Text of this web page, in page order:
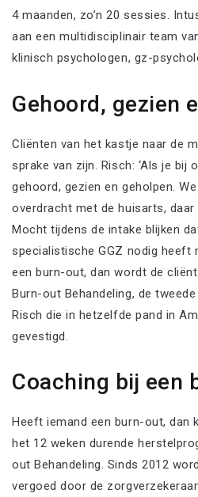
4 maanden, zo’n 20 sessies.
aan een multidisciplinair team
klinisch psychologen, gz-
Gehoord, gezien
Cliënten van het kastje naar de
sprake van zijn. Risch: ‘Als je bij
gehoord, gezien en geholpen.
overdracht met de huisarts, daar
Mocht tijdens de intake blijken
specialistische GGZ nodig heeft
een burn-out, dan wordt de
Burn-out Behandeling, de
Risch die in hetzelfde pand in
gevestigd.
Coaching bij een
Heeft iemand een burn-out, dan
het 12 weken durende
out Behandeling. Sinds 2012
vergoed door de